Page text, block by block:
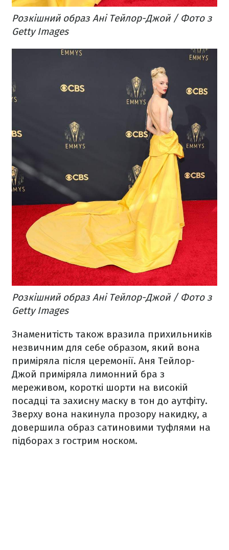
Розкішний образ Ані Тейлор-Джой / Фото з
Getty Images
Розкішний образ Ані Тейлор-Джой / Фото з
Getty Images
Знаменитість також вразила прихильників
незвичним для себе образом, який вона
приміряла після церемонії. Аня Тейлор-
Джой приміряла лимонний бра з
мереживом, короткі шорти на високій
посадці та захисну маску в тон до аутфіту.
Зверху вона накинула прозору накидку, а
довершила образ сатиновими туфлями на
підборах з гострим носком.